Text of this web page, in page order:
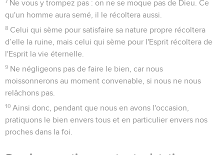
Ne vous y trompez pas : on ne se moque pas de Dieu. Ce
qu'un homme aura semé, il le récoltera aussi.
8 Celui qui sème pour satisfaire sa nature propre récoltera
d’elle la ruine, mais celui qui sème pour l'Esprit récoltera de
l'Esprit la vie éternelle.
9 Ne négligeons pas de faire le bien, car nous
moissonnerons au moment convenable, si nous ne nous
relâchons pas.
10 Ainsi donc, pendant que nous en avons l'occasion,
pratiquons le bien envers tous et en particulier envers nos
proches dans la foi.